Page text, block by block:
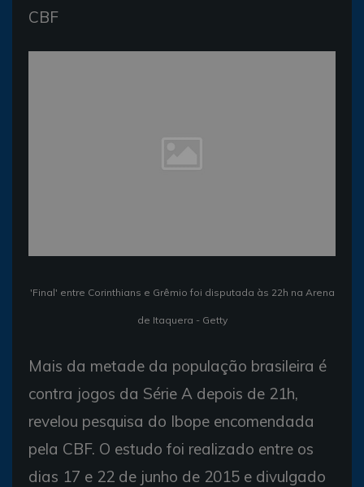
CBF
'Final' entre Corinthians e Grêmio foi disputada às 22h na Arena
de Itaquera - Getty
Mais da metade da população brasileira é
contra jogos da Série A depois de 21h,
revelou pesquisa do Ibope encomendada
pela CBF. O estudo foi realizado entre os
dias 17 e 22 de junho de 2015 e divulgado